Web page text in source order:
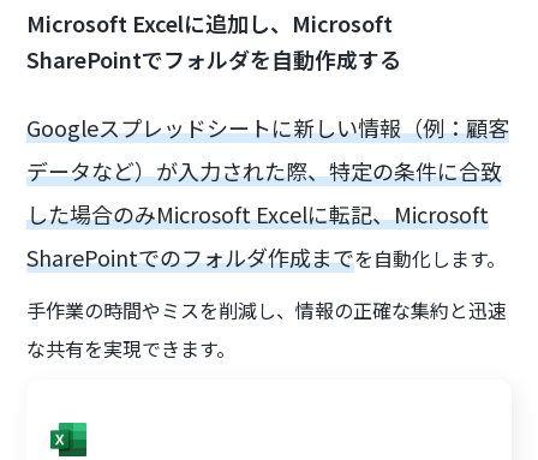
Microsoft Excelに追加し、Microsoft
SharePointでフォルダを自動作成する
Googleスプレッドシートに新しい情報（例：顧客
データなど）が入力された際、特定の条件に合致
した場合のみMicrosoft Excelに転記、Microsoft
SharePointでのフォルダ作成までを自動化します。
手作業の時間やミスを削減し、情報の正確な集約と迅速
な共有を実現できます。